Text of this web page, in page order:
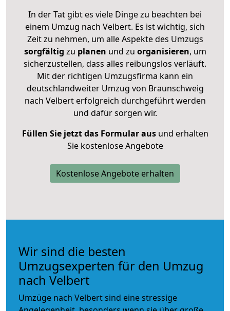
In der Tat gibt es viele Dinge zu beachten bei
einem Umzug nach Velbert. Es ist wichtig, sich
Zeit zu nehmen, um alle Aspekte des Umzugs
sorgfältig zu planen und zu organisieren, um
sicherzustellen, dass alles reibungslos verläuft.
Mit der richtigen Umzugsfirma kann ein
deutschlandweiter Umzug von Braunschweig
nach Velbert erfolgreich durchgeführt werden
und dafür sorgen wir.
Füllen Sie jetzt das Formular ausund erhalten
Sie kostenlose Angebote
Kostenlose Angebote erhalten
Wir sind die besten
Umzugsexperten für den Umzug
nach Velbert
Umzüge nach Velbert sind eine stressige